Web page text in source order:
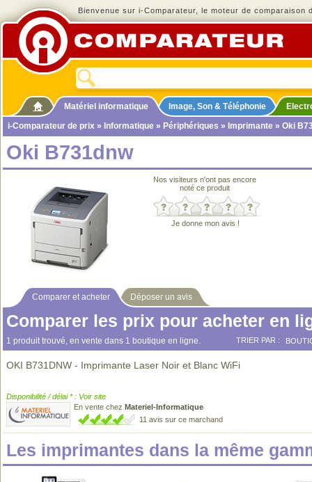
Bienvenue sur i-Comparateur, le moteur de comparaison
Matériel informatique Image, Son & Téléphonie
i-Comparateur de prix » Informatique » Périphériques » Imprimante » Oki
Oki B731dnw
Nos visiteurs n'ont pas encore
noté ce produit
Je donne mon avis !
Comparer et acheter Déposer un avis
Comparer les prix pour acheter en
1 produit trouvé, en vente dans 1 boutique en ligne. TRIER PAR :
OKI B731DNW - Imprimante Laser Noir et Blanc WiFi
Disponibilité / délai * : Voir site
En vente chez Materiel-Informatique
11 avis sur ce marchand
Les imprimantes dans la même